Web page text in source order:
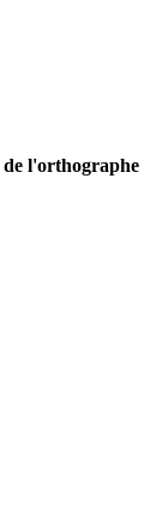
de l'orthographe